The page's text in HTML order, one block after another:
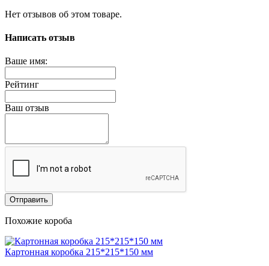
Нет отзывов об этом товаре.
Написать отзыв
Ваше имя:
Рейтинг
Ваш отзыв
Отправить
Похожие короба
Картонная коробка 215*215*150 мм